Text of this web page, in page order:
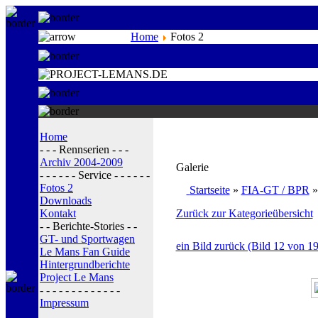
Home Fotos 2
Home
- - - Rennserien - - -
Archiv 2004-2009
- - - - - - Service - - - - - -
Fotos 2
Downloads
Kontakt
- - Berichte-Stories - -
GT- und Sportwagen
Le Mans Fan Guide
Hintergrundberichte
Project Le Mans
- - - - - - - - - - - - -
Impressum
Galerie
Startseite» FIA-GT / BPR
Zurück zur Kategorieübersicht
ein Bild zurück (Bild 12 von